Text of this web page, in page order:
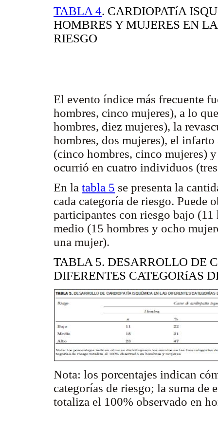
TABLA 4. CARDIOPATíA
HOMBRES Y MUJERES EN
RIESGO
El evento índice más frecuente
hombres, cinco mujeres), a lo
hombres, diez mujeres), la
hombres, dos mujeres), el
(cinco hombres, cinco mujeres)
ocurrió en cuatro individuos
En la tabla 5 se presenta la
cada categoría de riesgo. Puede
participantes con riesgo bajo
medio (15 hombres y ocho
una mujer).
TABLA 5. DESARROLLO DE
DIFERENTES CATEGORíAS
Nota: los porcentajes indican
categorías de riesgo; la suma de
totaliza el 100% observado en